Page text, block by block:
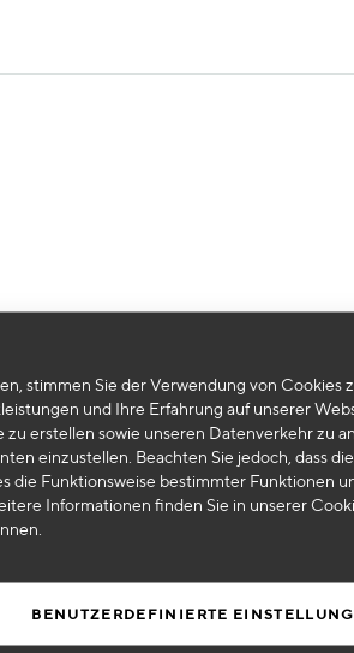
stimmen Sie der Verwendung von Cookies
und Ihre Erfahrung auf unserer
erstellen sowie unseren Datenverkehr zu
einzustellen. Beachten Sie jedoch, dass die
die Funktionsweise bestimmter Funktionen
Informationen finden Sie in unserer
BENUTZERDEFINIERTE